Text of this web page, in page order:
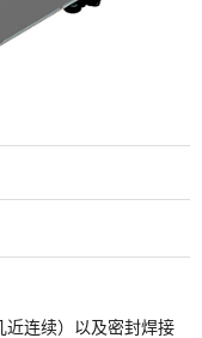
近连续）以及密封焊接